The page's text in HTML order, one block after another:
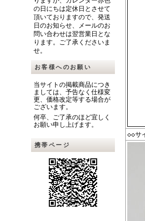
の日にちは定休日とさせて
頂いておりますので、発送
日のお知らせ、メールのお
問い合わせは翌営業日とな
ります。ご了承くださいま
せ。
お客様へのお願い
当サイトの掲載商品につき
ましては、予告なく仕様変
更、価格改定等する場合が
ございます。
何卒、ご了承のほど宜しく
お願い申し上げます。
携帯ページ
◇◇サ